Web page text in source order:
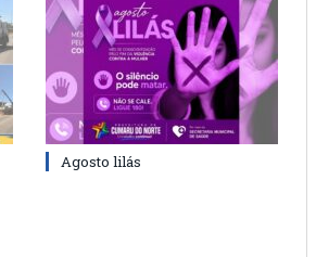
Agosto lilás